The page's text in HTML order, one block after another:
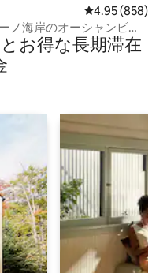
レビュー858
4.95 (858)
ノ海岸のオーシャンビュ
お⁠得⁠な長⁠期⁠滞⁠在